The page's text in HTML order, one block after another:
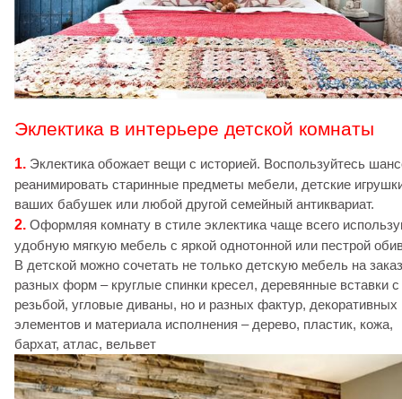
Эклектика в интерьере детской комнаты
1. Эклектика обожает вещи с историей. Воспользуйтесь
реанимировать старинные предметы мебели, детские
ваших бабушек или любой другой семейный антиквариат.
2. Оформляя комнату в стиле эклектика чаще всего
удобную мягкую мебель с яркой однотонной или пестрой
В детской можно сочетать не только детскую мебель на заказ
разных форм – круглые спинки кресел, деревянные вставки с
резьбой, угловые диваны, но и разных фактур, декоративных
элементов и материала исполнения – дерево, пластик, кожа,
бархат, атлас, вельвет